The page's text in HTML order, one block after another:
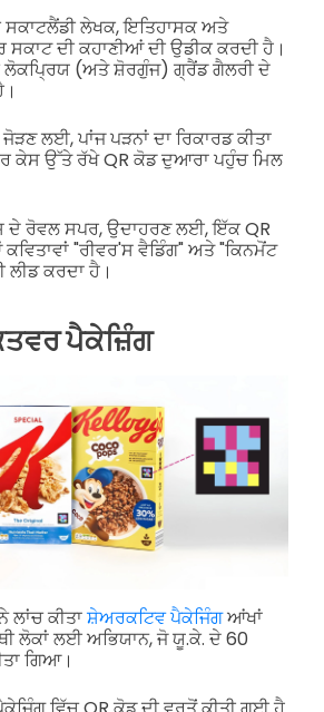
ਲੇਖਕ, ਇਤਿਹਾਸਕ ਅਤੇ
ਸਕਾਟ ਦੀ ਕਹਾਣੀਆਂ ਦੀ ਉਡੀਕ ਕਰਦੀ ਹੈ।
ਲੋਕਪ੍ਰਿਯ (ਅਤੇ ਸ਼ੋਰਗੁੰਜ) ਗ੍ਰੈਂਡ ਗੈਲਰੀ ਦੇ
ਲਈ, ਪਾਂਜ ਪੜਨਾਂ ਦਾ ਰਿਕਾਰਡ ਕੀਤਾ
ਕੇਸ ਉੱਤੇ ਰੱਖੇ QR ਕੋਡ ਦੁਆਰਾ ਪਹੁੰਚ ਮਿਲ
ਦੇ ਰੋਵਲ ਸਪਰ, ਉਦਾਹਰਣ ਲਈ, ਇੱਕ QR
"ਰੀਵਰ'ਸ ਵੈਡਿੰਗ" ਅਤੇ "ਕਿਨਮੋਂਟ
ਲੀਡ ਕਰਦਾ ਹੈ।
ਪੈਕੇਜ਼ਿੰਗ
ਲਾਂਚ ਕੀਤਾਸ਼ੇਅਰਕਟਿਵ ਪੈਕੇਜਿੰਗਆਂਖਾਂ
ਲੋਕਾਂ ਲਈ ਅਭਿਯਾਨ, ਜੋ ਯੂ.ਕੇ. ਦੇ 60
ਗਿਆ।